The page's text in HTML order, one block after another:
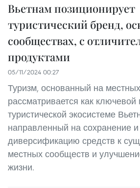
Вьетнам позиционирует
туристический бренд,
сообществах, с
продуктами
05/11/2024 00:27
Туризм, основанный на
рассматривается как ключевой
туристической экосистеме
направленный на сохранение и
диверсификацию средств к
местных сообществ и
жизни.